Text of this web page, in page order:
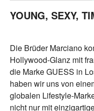
YOUNG, SEXY,
Die Brüder Marciano
Hollywood-Glanz mit
die Marke GUESS in
haben wir uns von
globalen Lifestyle-
nicht nur mit